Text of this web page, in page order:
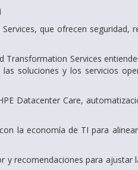
que ofrecen seguridad,
Transformation Services
soluciones y los servicios
Datacenter Care,
la economía de TI para
recomendaciones para ajustar